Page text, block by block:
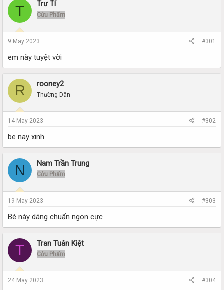
a
t
a
e
r
t
e
T Trư Tí
Cửu Phẩm
9 May 2023 #301
em này tuyệt vời
R rooney2
Thường Dân
14 May 2023 #302
be nay xinh
N Nam Trần Trung
Cửu Phẩm
19 May 2023 #303
Bé này dáng chuẩn ngon cực
T Tran Tuân Kiệt
Cửu Phẩm
24 May 2023 #304